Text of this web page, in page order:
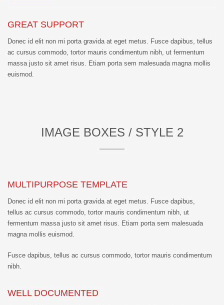
GREAT SUPPORT
Donec id elit non mi porta gravida at eget metus. Fusce dapibus, tellus
ac cursus commodo, tortor mauris condimentum nibh, ut fermentum
massa justo sit amet risus. Etiam porta sem malesuada magna mollis
euismod.
IMAGE BOXES / STYLE 2
MULTIPURPOSE TEMPLATE
Donec id elit non mi porta gravida at eget metus. Fusce dapibus,
tellus ac cursus commodo, tortor mauris condimentum nibh, ut
fermentum massa justo sit amet risus. Etiam porta sem malesuada
magna mollis euismod.
Fusce dapibus, tellus ac cursus commodo, tortor mauris condimentum
nibh.
WELL DOCUMENTED